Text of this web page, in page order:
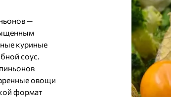
—
куриные
соус.
овощи
формат